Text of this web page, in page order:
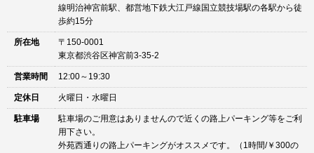
線明治神宮前駅、都営地下鉄大江戸線国立競技場駅の各駅から徒
歩約15分
所在地
〒150-0001
東京都渋谷区神宮前3-35-2
営業時間 12:00～19:30
定休日 火曜日・水曜日
駐車場
駐車場のご用意はありませんので近くの路上パーキング等をご利
用下さい。
外苑西通りの路上パーキングがオススメです。（1時間/￥300の